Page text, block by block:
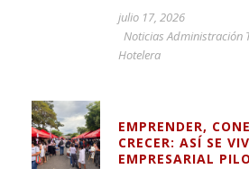
julio 17, 2026
Noticias Administración
Hotelera
EMPRENDER,
CRECER: ASÍ SE
EMPRESARIAL